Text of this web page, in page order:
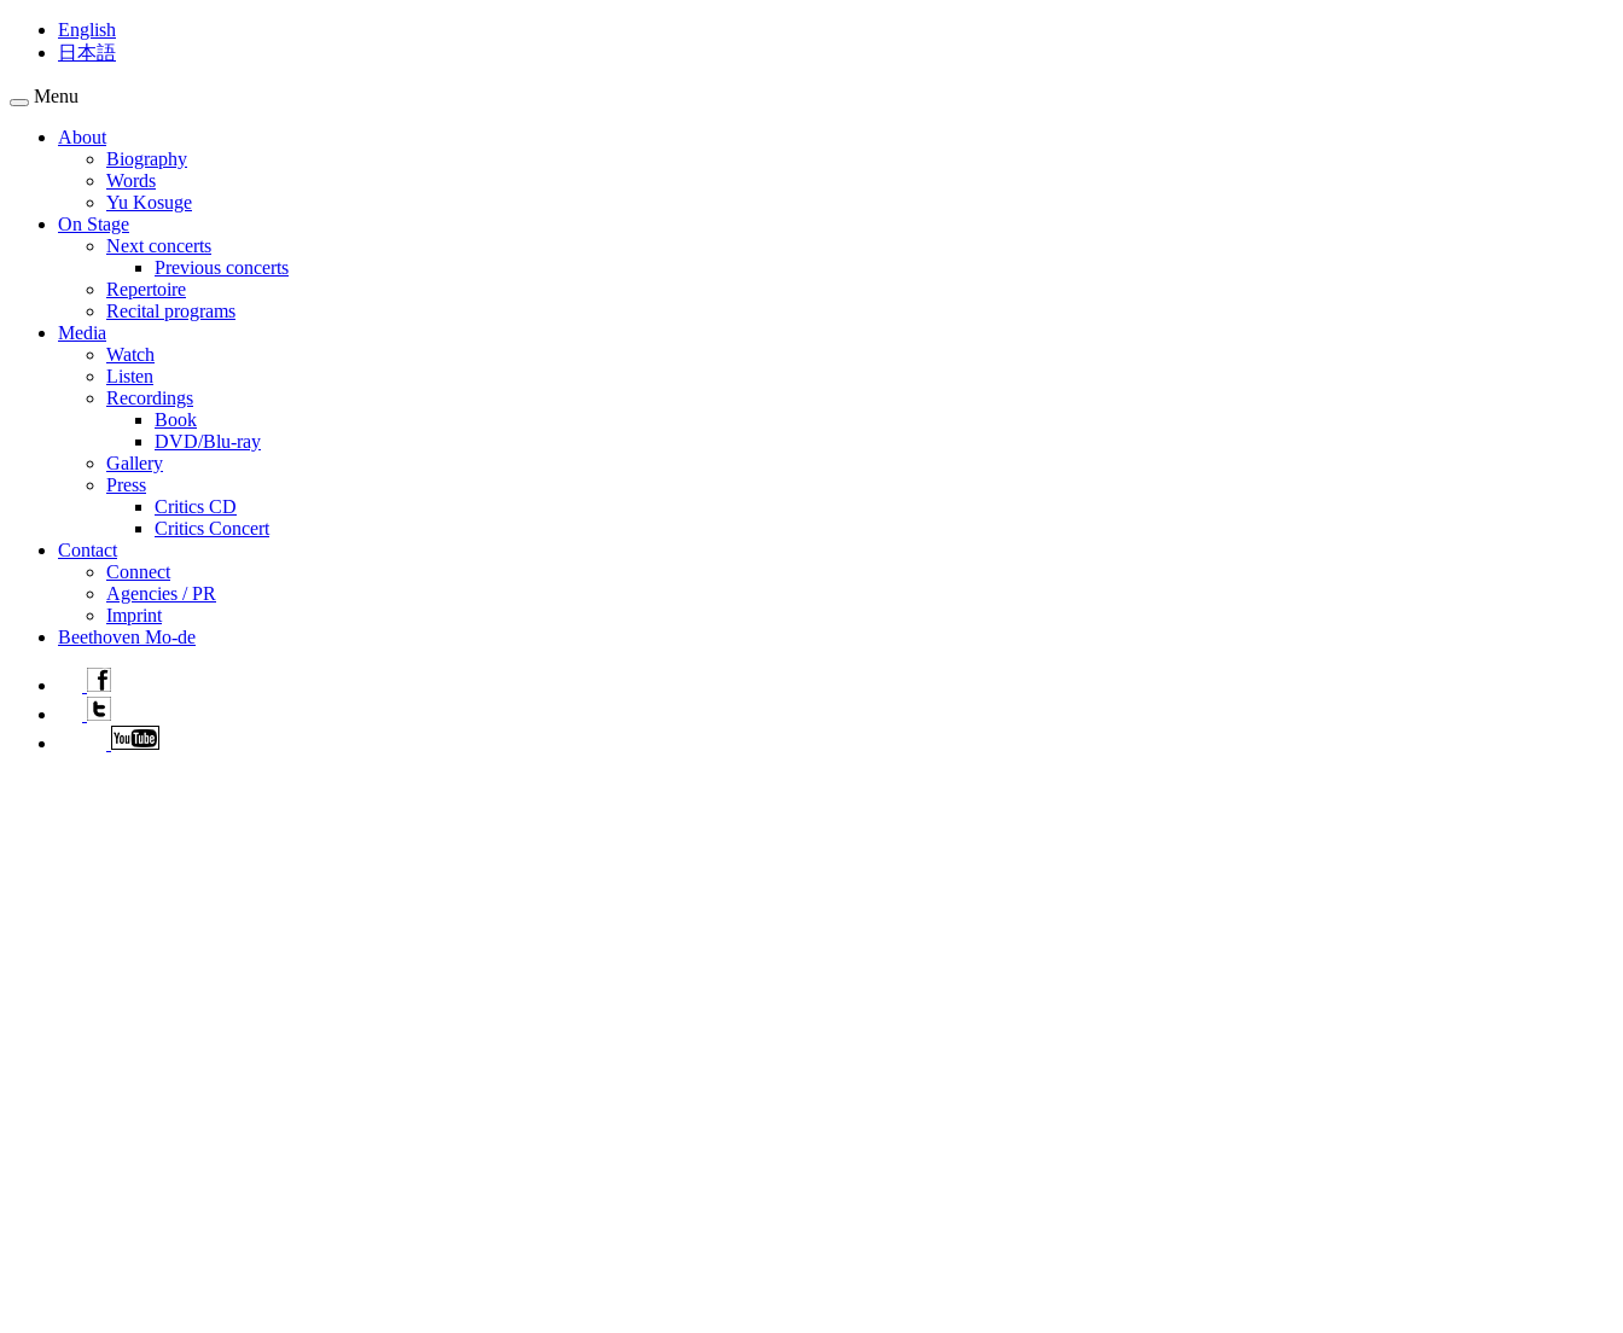
English
日本語
Menu
About
Biography
Words
Yu Kosuge
On Stage
Next concerts
Previous concerts
Repertoire
Recital programs
Media
Watch
Listen
Recordings
Book
DVD/Blu-ray
Gallery
Press
Critics CD
Critics Concert
Contact
Connect
Agencies / PR
Imprint
Beethoven Mo-de